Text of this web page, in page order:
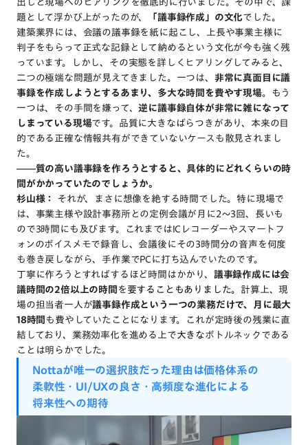
出しと現場へのヒアリングを徹底的に行いました。その中で、課
題として浮かび上がったのが、
「議事録作成」の文化でした。
建築業界には、会議の議事録を紙に起こし、上長や事業主様に
判子をもらって正式な記録として納めるという文化が今も強く残
っています。しかし、その実態を詳しくヒアリングしてみると、
二つの極端な問題が見えてきました。一つは、 非常に真面目に議
事録を作成しようとするあまり、多大な時間を費やす現場。もう
一つは、その手間を嫌って、逆に議事録自体が非常に雑になって
しまっている現場です。品質に大きなばらつきがあり、本来の目
的である正確な情報共有ができていないケースも散見されまし
た。
――質の高い議事録を作ろうとすると、具体的にどれくらいの時
間がかかっていたのでしょうか。
杉山様：
それが、まさに想像を絶する時間でした。特に現場で
は、事業主様や設計事務所との定例会議が月に2〜3回、長いも
ので3時間にも及びます。これまではICレコーダーやスマートフ
ォンのボイスメモで録音し、会議後にその3時間分の音声を何度
も巻き戻しながら、手作業でPCに打ち込んでいたのです。
丁寧に作ろうとすればするほど時間はかかり、 議事録作成には会
議時間の2倍以上の時間 を 要することもありました。 計算上、現
場の担当者一人が議事録作成という一つの業務だけで、月に最大
18時間 も費やしていたことになります。これが定時後の残業に直
結しており、業務効率化を進める上で大きなボトルネックである
ことは明らかでした。
Nottaが唯一の選択肢だった理由は価格体系の
柔軟性・UI/UXの 良さ ・高頻度な進化による
将来性への期待